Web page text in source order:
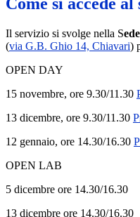
Il servizio si svolge nella S
(via G.B. Ghio 14, Chiavari)
OPEN DAY
15 novembre, ore 9.30/11.30
13 dicembre, ore 9.30/11.30
12 gennaio, ore 14.30/16.30
OPEN LAB
5 dicembre ore 14.30/16.30
13 dicembre ore 14.30/16.30